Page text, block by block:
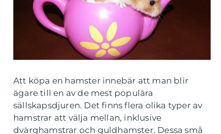
Att köpa en hamster innebär att man blir
ägare till en av de mest populära
sällskapsdjuren. Det finns flera olika typer av
hamstrar att välja mellan, inklusive
dvärghamstrar och guldhamster. Dessa små